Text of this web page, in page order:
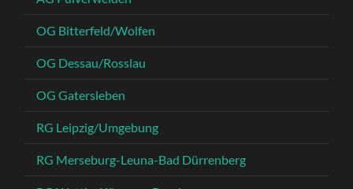
OG Bitterfeld/Wolfen
OG Dessau/Rosslau
OG Gatersleben
RG Leipzig/Umgebung
RG Merseburg-Leuna-Bad Dürrenberg